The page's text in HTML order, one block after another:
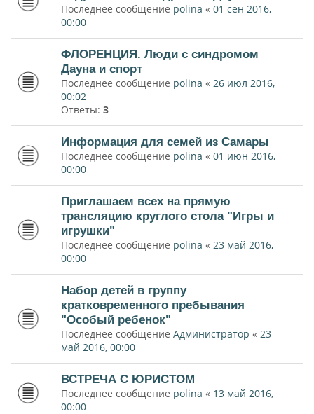
Последнее сообщение polina « 01 сен 2016,
00:00
ФЛОРЕНЦИЯ. Люди с синдромом
Дауна и спорт
Последнее сообщение polina « 26 июл 2016,
00:02
Ответы: 3
Информация для семей из Самары
Последнее сообщение polina « 01 июн 2016,
00:00
Приглашаем всех на прямую
трансляцию круглого стола "Игры и
игрушки"
Последнее сообщение polina « 23 май 2016,
00:00
Набор детей в группу
кратковременного пребывания
"Особый ребенок"
Последнее сообщение Администратор « 23
май 2016, 00:00
ВСТРЕЧА С ЮРИСТОМ
Последнее сообщение polina « 13 май 2016,
00:00